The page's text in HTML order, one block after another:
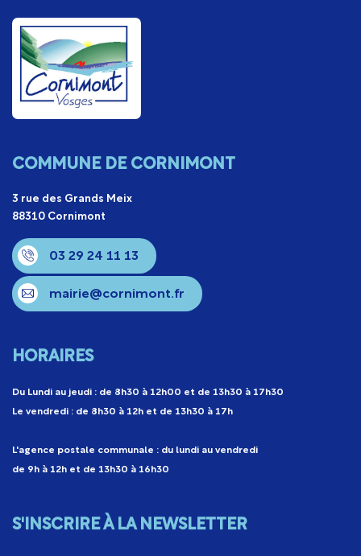
COMMUNE DE CORNIMONT
3 rue des Grands Meix
88310 Cornimont
03 29 24 11 13
mairie@cornimont.fr
HORAIRES
Du Lundi au jeudi : de 8h30 à 12h00 et de 13h30 à 17h30
Le vendredi : de 8h30 à 12h et de 13h30 à 17h
L'agence postale communale : du lundi au vendredi
de 9h à 12h et de 13h30 à 16h30
S'INSCRIRE À LA NEWSLETTER